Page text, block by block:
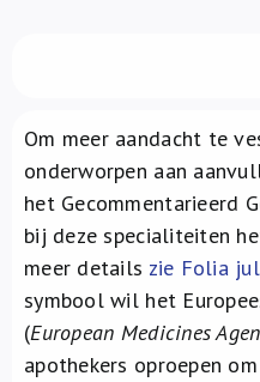
Om meer aandacht te
onderworpen aan
het Gecommentarieerd
bij deze specialiteiten
meer details zie Folia
symbool wil het
(European Medicines
apothekers oproepen